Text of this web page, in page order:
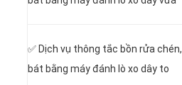
✅ Dịch vụ thông tắc bồn rửa chén,
bát bằng máy đánh lò xo dây to